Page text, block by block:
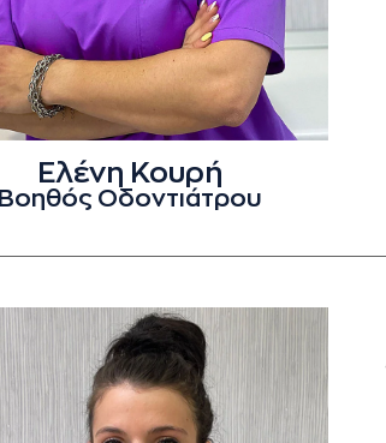
Ελένη Κουρή
Βοηθός Οδοντιάτρου